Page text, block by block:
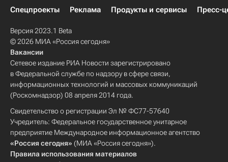
Спецпроекты
Реклама Продукты и сервисы Пресс-
Версия 2023.1 Beta
© 2026 МИА «Россия сегодня»
Вакансии
Сетевое издание РИА Новости зарегистрировано
в Федеральной службе по надзору в сфере связи,
информационных технологий и массовых коммуникаций
(Роскомнадзор) 08 апреля 2014 года.
Свидетельство о регистрации Эл № ФС77-57640
Учредитель: Федеральное государственное унитарное
предприятие Международное информационное агентство
«Россия сегодня» (МИА «Россия сегодня»).
Правила использования материалов